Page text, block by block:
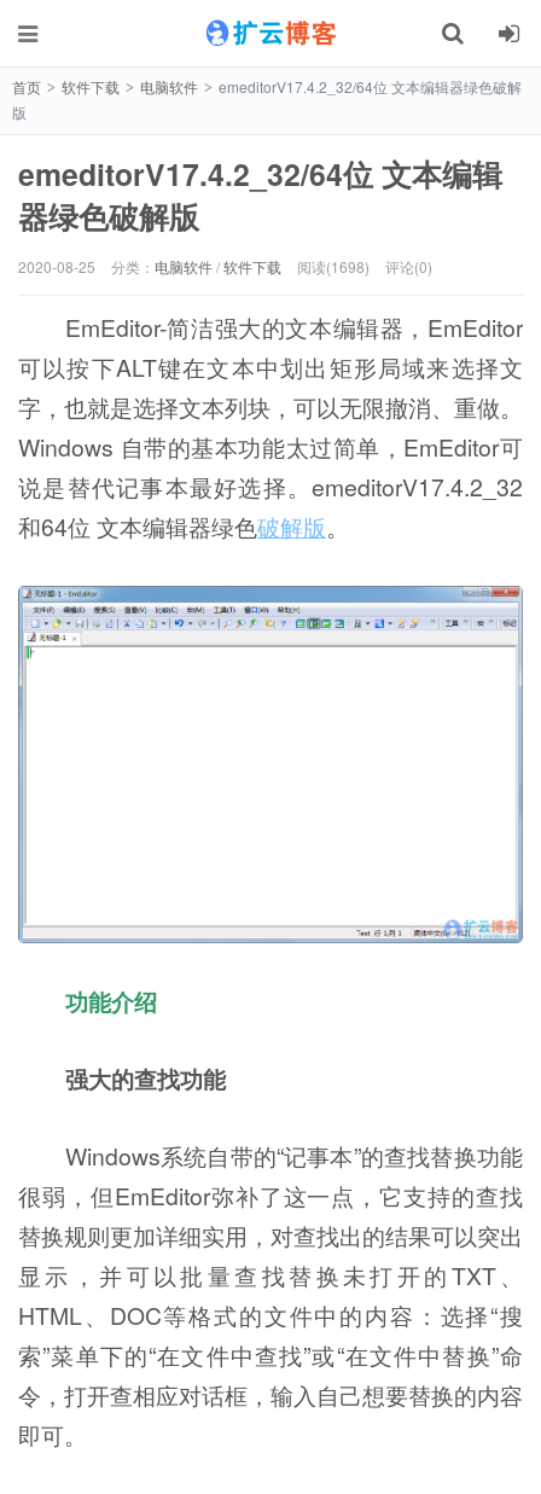
首页 > 软件下载 > 电脑软件 > emeditorV17.4.2_32/64位 文本编辑器绿色破解
版
emeditorV17.4.2_32/64位 文本编辑
器绿色破解版
2020-08-25 分类： 电脑软件/软件下载 阅读(1698) 评论(0)
EmEditor-简洁强大的文本编辑器，EmEditor
可以按下ALT键在文本中划出矩形局域来选择文
字，也就是选择文本列块，可以无限撤消、重做。
Windows 自带的基本功能太过简单，EmEditor可
说是替代记事本最好选择。emeditorV17.4.2_32
和64位 文本编辑器绿色破解版。
功能介绍
强大的查找功能
Windows系统自带的“记事本”的查找替换功能
很弱，但EmEditor弥补了这一点，它支持的查找
替换规则更加详细实用，对查找出的结果可以突出
显示，并可以批量查找替换未打开的TXT、
HTML、DOC等格式的文件中的内容：选择“搜
索”菜单下的“在文件中查找”或“在文件中替换”命
令，打开查相应对话框，输入自己想要替换的内容
即可。